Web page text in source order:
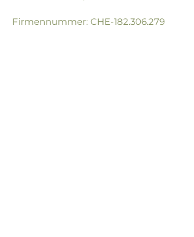
Firmennummer: CHE-182.306.279